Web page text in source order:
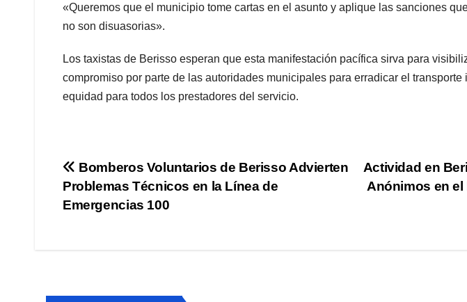
«Queremos que el municipio tome cartas en el asunto y aplique las sanciones
no son disuasorias».
Los taxistas de Berisso esperan que esta manifestación pacífica sirva para
compromiso por parte de las autoridades municipales para erradicar el
equidad para todos los prestadores del servicio.
Navegación
de
Actividad en
Anónimos en
Bomberos Voluntarios de Berisso Advierten
Problemas Técnicos en la Línea de
Emergencias 100